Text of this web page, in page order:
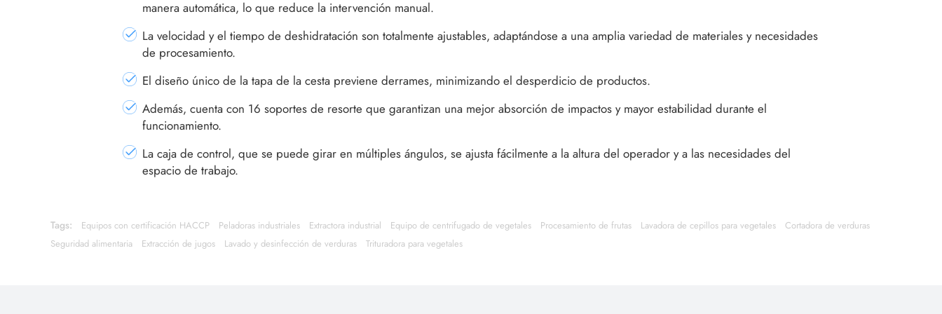
manera automática, lo que reduce la intervención manual.
La velocidad y el tiempo de deshidratación son totalmente ajustables, adaptándose a una amplia variedad de materiales y necesidades
de procesamiento.
El diseño único de la tapa de la cesta previene derrames, minimizando el desperdicio de productos.
Además, cuenta con 16 soportes de resorte que garantizan una mejor absorción de impactos y mayor estabilidad durante el
funcionamiento.
La caja de control, que se puede girar en múltiples ángulos, se ajusta fácilmente a la altura del operador y a las necesidades del
espacio de trabajo.
Tags: Equipos con certificación HACCP Peladoras industriales Extractora industrial Equipo de centrifugado de vegetales Procesamiento de frutas Lavadora de cepillos para vegetales
Cortadora de verduras
Seguridad alimentaria
Extracción de jugos Lavado y desinfección de verduras Trituradora para vegetales